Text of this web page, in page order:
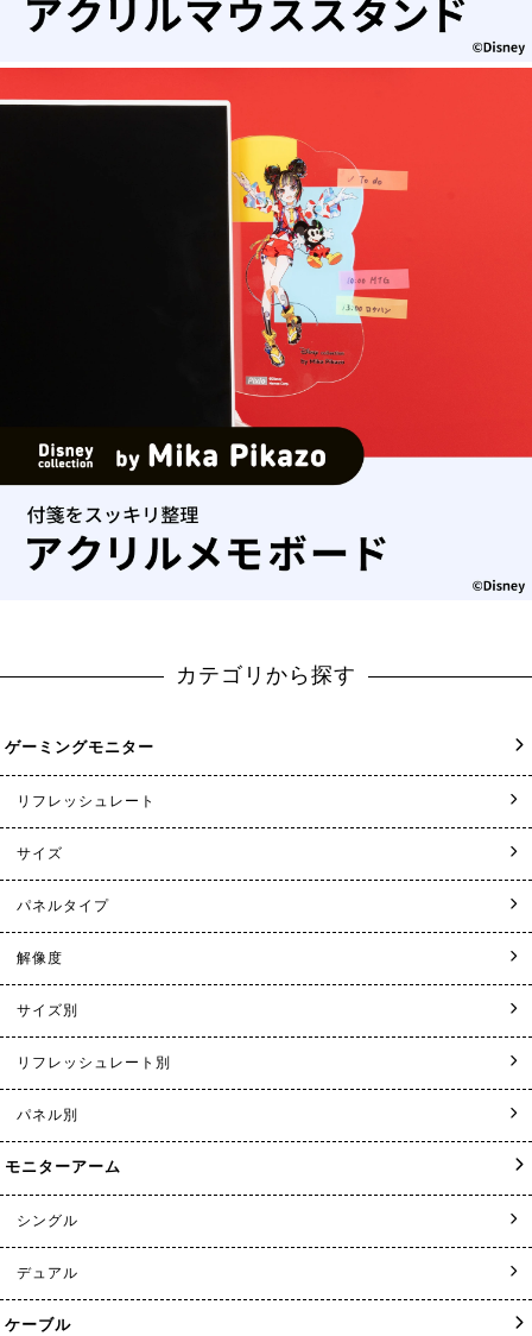
カテゴリから探す
ゲーミングモニター
リフレッシュレート
サイズ
パネルタイプ
解像度
サイズ別
リフレッシュレート別
パネル別
モニターアーム
シングル
デュアル
ケーブル